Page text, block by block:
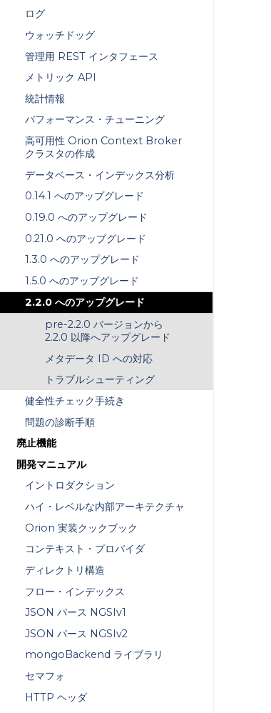
ログ
ウォッチドッグ
管理用 REST インタフェース
メトリック API
統計情報
パフォーマンス・チューニング
高可用性 Orion Context Broker
クラスタの作成
データベース・インデックス分析
0.14.1 へのアップグレード
0.19.0 へのアップグレード
0.21.0 へのアップグレード
1.3.0 へのアップグレード
1.5.0 へのアップグレード
2.2.0 へのアップグレード
pre-2.2.0 バージョンから
2.2.0 以降へアップグレード
メタデータ ID への対応
トラブルシューティング
健全性チェック手続き
問題の診断手順
廃止機能
開発マニュアル
イントロダクション
ハイ・レベルな内部アーキテクチャ
Orion 実装クックブック
コンテキスト・プロバイダ
ディレクトリ構造
フロー・インデックス
JSON パース NGSIv1
JSON パース NGSIv2
mongoBackend ライブラリ
セマフォ
HTTP ヘッダ